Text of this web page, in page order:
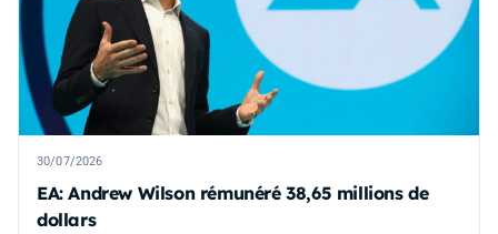
30/07/2026
EA: Andrew Wilson rémunéré 38,65 millions de
dollars